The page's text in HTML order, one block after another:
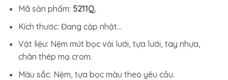
Mã sản phẩm: 5211Q.
Kích thước: Đang cập nhật…
Vật liệu: Nệm mút bọc vải lưới, tựa lưới, tay nhựa,
chân thép mạ crom.
Màu sắc: Nệm, tựa bọc màu theo yêu cầu.